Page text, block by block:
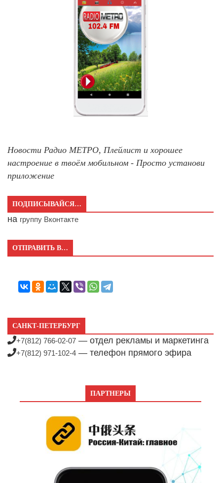
Новости Радио МЕТРО, Плейлист и хорошее
настроение в твоём мобильном - Просто установи
приложение
ПОДПИСЫВАЙСЯ…
на группу Вконтакте
ОТПРАВИТЬ В…
САНКТ-ПЕТЕРБУРГ
+7(812) 766-02-07 — отдел рекламы и маркетинга
+7(812) 971-102-4 — телефон прямого эфира
ПАРТНЕРЫ